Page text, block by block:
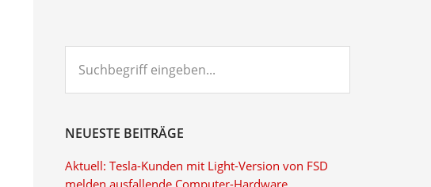
eingeben...
NEUESTE BEITRÄGE
Aktuell: Tesla-Kunden mit Light-Version von FSD